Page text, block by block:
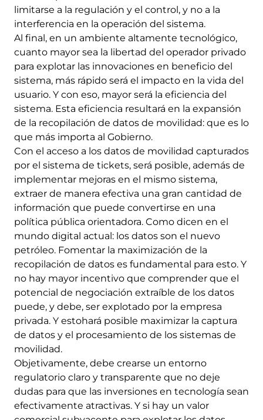
limitarse a la regulación y el control, y no a la
interferencia en la operación del sistema.
Al final, en un ambiente altamente tecnológico,
cuanto mayor sea la libertad del operador privado
para explotar las innovaciones en beneficio del
sistema, más rápido será el impacto en la vida del
usuario. Y con eso, mayor será la eficiencia del
sistema. Esta eficiencia resultará en la expansión
de la recopilación de datos de movilidad: que es lo
que más importa al Gobierno.
Con el acceso a los datos de movilidad capturados
por el sistema de tickets, será posible, además de
implementar mejoras en el mismo sistema,
extraer de manera efectiva una gran cantidad de
información que puede convertirse en una
política pública orientadora. Como dicen en el
mundo digital actual: los datos son el nuevo
petróleo. Fomentar la maximización de la
recopilación de datos es fundamental para esto. Y
no hay mayor incentivo que comprender que el
potencial de negociación extraíble de los datos
puede, y debe, ser explotado por la empresa
privada. Y estohará posible maximizar la captura
de datos y el procesamiento de los sistemas de
movilidad.
Objetivamente, debe crearse un entorno
regulatorio claro y transparente que no deje
dudas para que las inversiones en tecnología sean
efectivamente atractivas. Y si hay un valor